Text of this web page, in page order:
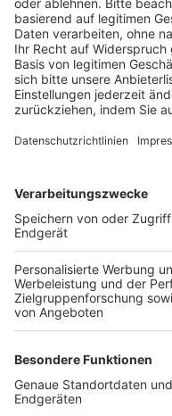
BFV-Geschäftsstellen
Trainerbörse
Login SpielPlus
FOLGE DEM BFV
TOP-VEREINE
TOP-PARTNER